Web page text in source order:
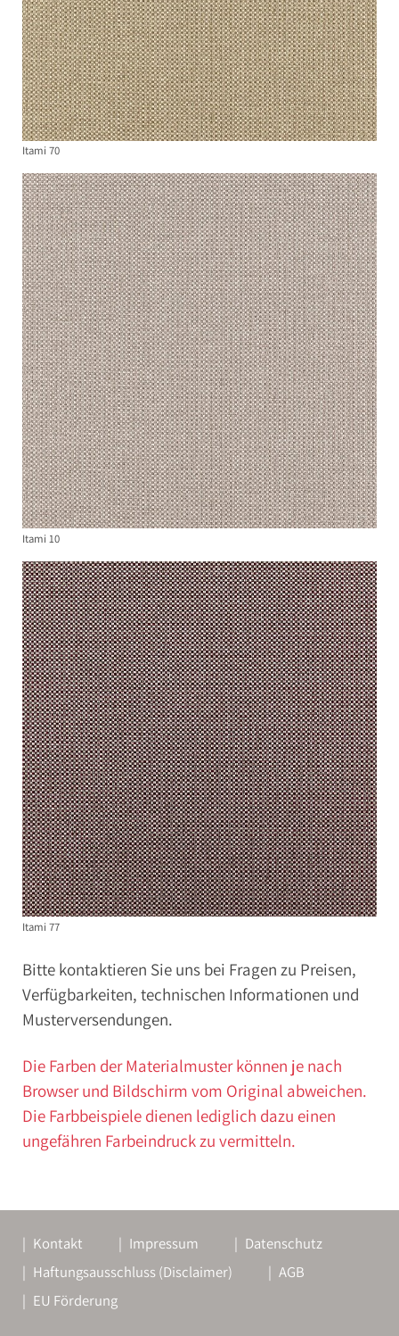
Itami 70
Itami 10
Itami 77
Bitte kontaktieren Sie uns bei Fragen zu Preisen,
Verfügbarkeiten, technischen Informationen und
Musterversendungen.
Die Farben der Materialmuster können je nach
Browser und Bildschirm vom Original abweichen.
Die Farbbeispiele dienen lediglich dazu einen
ungefähren Farbeindruck zu vermitteln.
Kontakt Impressum
Datenschutz
Haftungsausschluss (Disclaimer)
AGB
EU Förderung